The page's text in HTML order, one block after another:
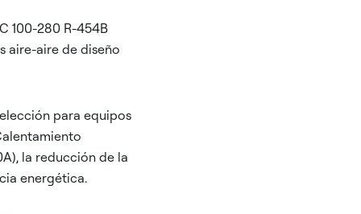
100-280 R-454B
aire-aire de diseño
para equipos
la reducción de la
energética.